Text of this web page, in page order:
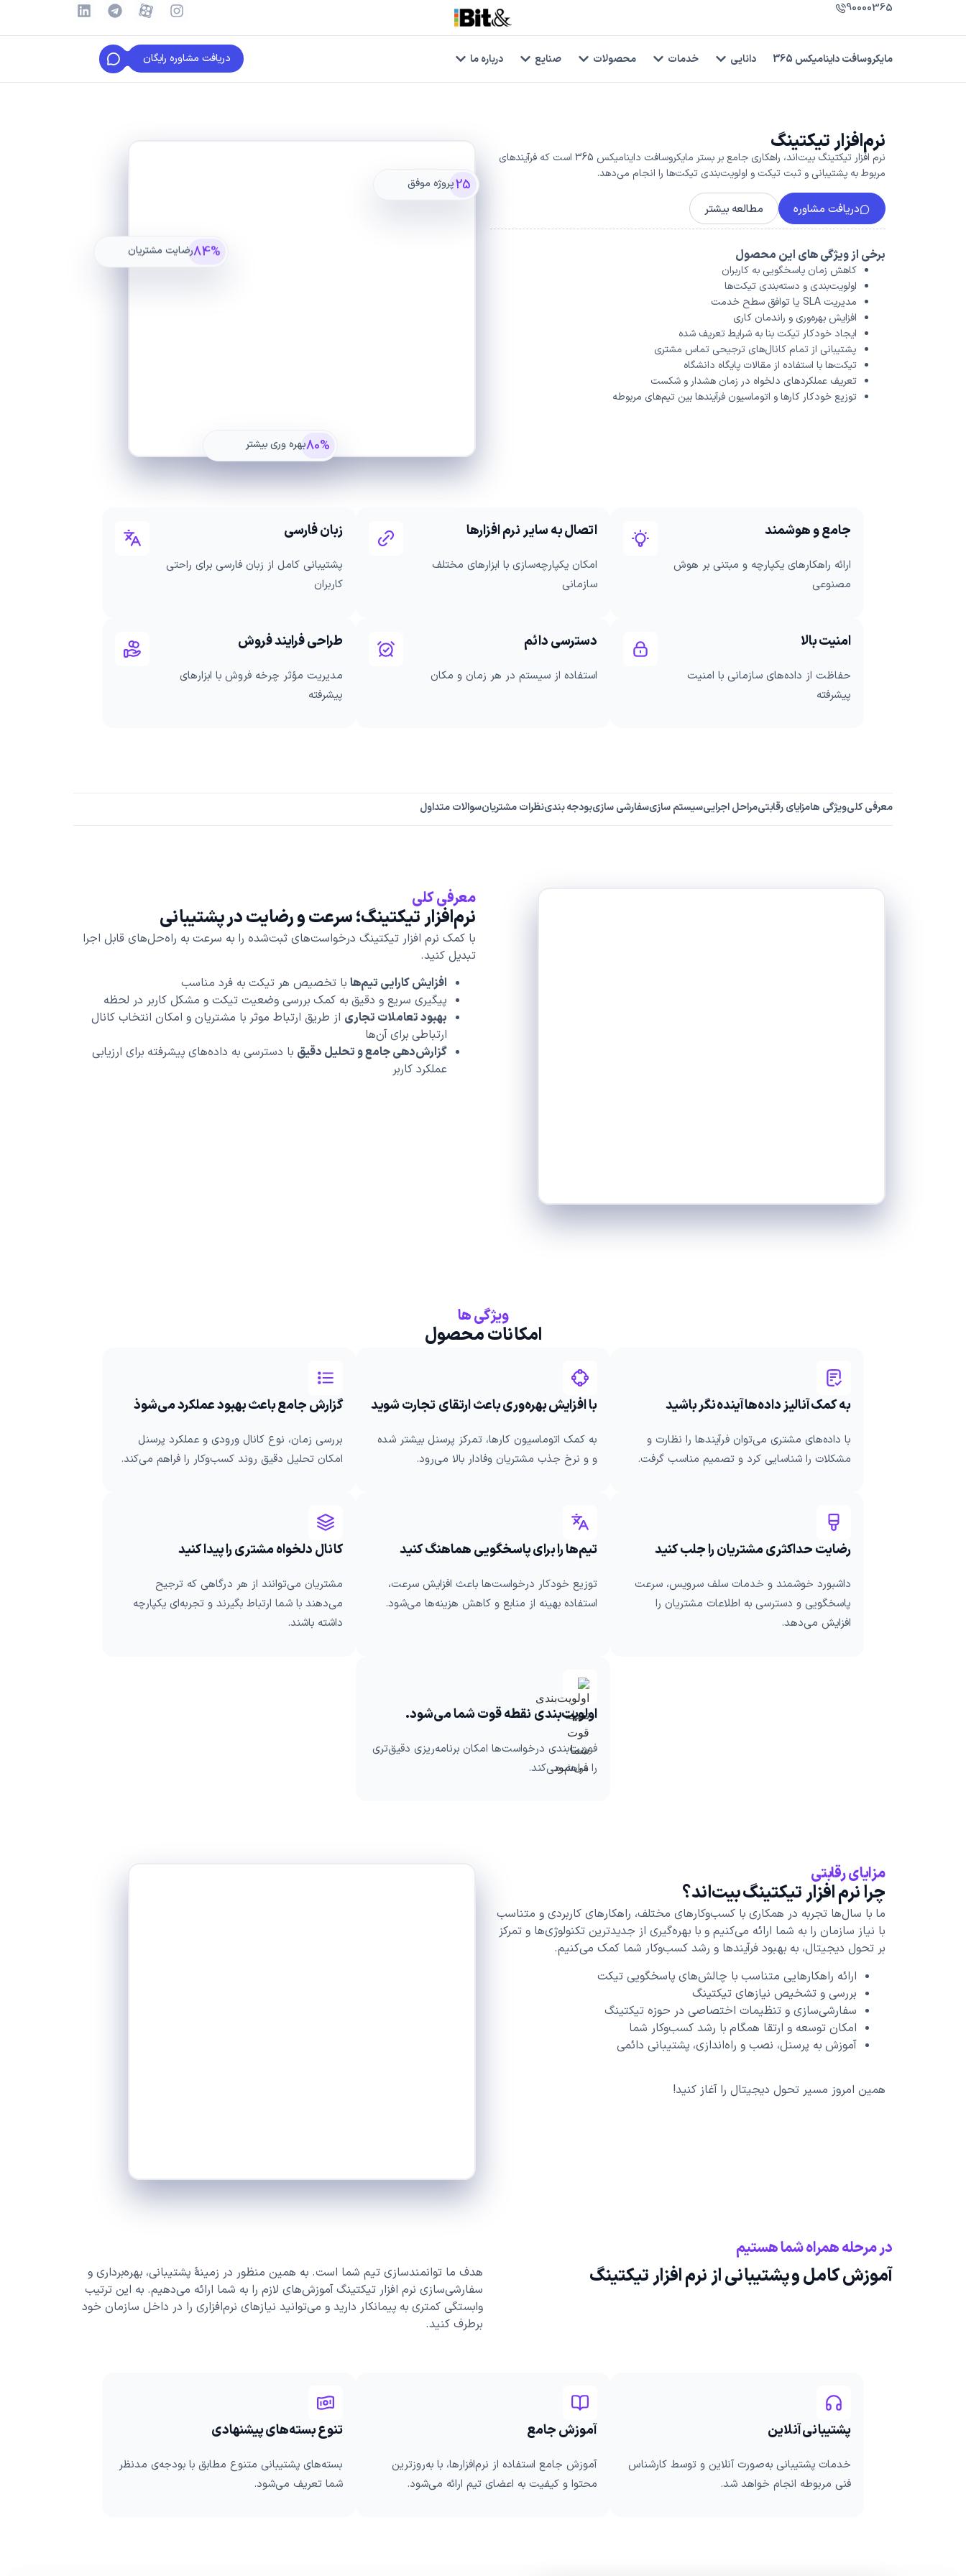
90000365
مایکروسافت داینامیکس 365 دانایی خدمات محصولات صنایع درباره ما دریافت مشاوره رایگان
نرم‌افزار تیکتینگ
نرم افزار تیکتینگ بیت‌اند، راهکاری جامع بر بستر مایکروسافت داینامیکس 365 است که فرآیندهای
مربوط به پشتیبانی و ثبت تیکت و اولویت‌بندی تیکت‌ها را انجام می‌دهد.
دریافت مشاوره مطالعه بیشتر
برخی از ویژگی های این محصول
کاهش زمان پاسخگویی به کاربران
اولویت‌بندی و دسته‌بندی تیکت‌ها
مدیریت SLA یا توافق سطح خدمت
افزایش بهره‌وری و راندمان کاری
ایجاد خودکار تیکت بنا به شرایط تعریف شده
پشتیبانی از تمام کانال‌های ترجیحی تماس مشتری
تیکت‌ها با استفاده از مقالات پایگاه دانشگاه
تعریف عملکردهای دلخواه در زمان هشدار و شکست
توزیع خودکار کارها و اتوماسیون فرآیندها بین تیم‌های مربوطه
25پروژه موفق
84%رضایت مشتریان
80%بهره وری بیشتر
جامع و هوشمند
ارائه راهکارهای یکپارچه و مبتنی بر هوش
مصنوعی
اتصال به سایر نرم افزارها
امکان یکپارچه‌سازی با ابزارهای مختلف
سازمانی
زبان فارسی
پشتیبانی کامل از زبان فارسی برای راحتی
کاربران
امنیت بالا
حفاظت از داده‌های سازمانی با امنیت
پیشرفته
دسترسی دائم
استفاده از سیستم در هر زمان و مکان
طراحی فرایند فروش
مدیریت مؤثر چرخه فروش با ابزارهای
پیشرفته
معرفی کلیویژگی هامزایای رقابتیمراحل اجراییسیستم سازیسفارشی سازیبودجه بندینظرات مشتریانسوالات متداول
معرفی کلی
نرم‌افزار تیکتینگ؛ سرعت و رضایت در پشتیبانی
با کمک نرم افزار تیکتینگ درخواست‌های ثبت‌شده را به سرعت به راه‌حل‌های قابل اجرا
تبدیل کنید.
افزایش کارایی تیم‌ها با تخصیص هر تیکت به فرد مناسب
پیگیری سریع و دقیق به کمک بررسی وضعیت تیکت و مشکل کاربر در لحظه
بهبود تعاملات تجاری از طریق ارتباط موثر با مشتریان و امکان انتخاب کانال
ارتباطی برای آن‌ها
گزارش‌دهی جامع و تحلیل دقیق با دسترسی به داده‌های پیشرفته برای ارزیابی
عملکرد کاربر
ویژگی ها
امکانات محصول
به کمک آنالیز داده‌ها آینده‌نگر باشید
با داده‌های مشتری می‌توان فرآیندها را نظارت و
مشکلات را شناسایی کرد و تصمیم مناسب گرفت.
با افزایش بهره‌وری باعث ارتقای تجارت شوید
به کمک اتوماسیون کارها، تمرکز پرسنل بیشتر شده
و و نرخ جذب مشتریان وفادار بالا می‌رود.
گزارش‌ جامع باعث بهبود عملکرد می‌شوذ
بررسی زمان، نوع کانال ورودی و عملکرد پرسنل
امکان تحلیل دقیق روند کسب‌وکار را فراهم می‌کند.
رضایت حداکثری مشتریان را جلب کنید
داشبورد خوشمند و خدمات سلف سرویس، سرعت
پاسخگویی و دسترسی به اطلاعات مشتریان را
افزایش می‌دهد.
تیم‌ها را برای پاسخگویی هماهنگ کنید
توزیع خودکار درخواست‌ها باعث افزایش سرعت،
استفاده بهینه از منابع و کاهش هزینه‌ها می‌شود.
کانال دلخواه مشتری را پیدا کنید
مشتریان می‌توانند از هر درگاهی که ترجیح
می‌دهند با شما ارتباط بگیرند و تجربه‌ای یکپارچه
داشته باشند.
اولویت‌بندی نقطه قوت شما می‌شود.
فوریت‌بندی درخواست‌ها امکان برنامه‌ریزی دقیق‌تری
را فراهم می‌کند.
مزایای رقابتی
چرا نرم افزار تیکتینگ بیت‌اند؟
ما با سال‌ها تجربه در همکاری با کسب‌وکارهای مختلف، راهکارهای کاربردی و متناسب
با نیاز سازمان‌ را به شما ارائه می‌کنیم و با بهره‌گیری از جدیدترین تکنولوژی‌ها و تمرکز
بر تحول دیجیتال، به بهبود فرآیندها و رشد کسب‌وکار شما کمک می‌کنیم.
ارائه راهکارهایی متناسب با چالش‌های پاسخگویی تیکت
بررسی و تشخیص نیازهای تیکتینگ
سفارشی‌سازی و تنظیمات اختصاصی در حوزه تیکتینگ
امکان توسعه و ارتقا همگام با رشد کسب‌وکار شما
آموزش به پرسنل، نصب و راه‌اندازی، پشتیبانی دائمی
همین امروز مسیر تحول دیجیتال را آغاز کنید!
در مرحله همراه شما هستیم
آموزش کامل و پشتیبانی از نرم‌ افزار تیکتینگ
هدف ما توانمندسازی تیم شما است. به همین منظور در زمینۀ پشتیبانی، بهره‌برداری و
سفارشی‌سازی نرم‌ افزار تیکتینگ آموزش‌های لازم را به شما ارائه می‌دهیم. به این ترتیب
وابستگی کمتری به پیمانکار دارید و می‌توانید نیازهای نرم‌افزاری را در داخل سازمان خود
برطرف کنید.
پشتیبانی آنلاین
خدمات پشتیبانی به‌صورت آنلاین و توسط کارشناس
فنی مربوطه انجام خواهد شد.
آموزش جامع
آموزش جامع استفاده از نرم‌افزارها، با به‌روزترین
محتوا و کیفیت به اعضای تیم ارائه می‌شود.
تنوع بسته‌های پیشنهادی
بسته‌های پشتیبانی متنوع مطابق با بودجه‌ی مدنظر
شما تعریف می‌شود.